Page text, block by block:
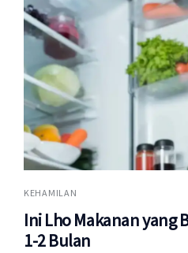
KEHAMILAN
Ini Lho Makanan yang
1-2 Bulan